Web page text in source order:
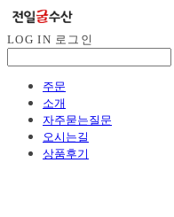
LOG IN 로그인
주문
소개
자주묻는질문
오시는길
상품후기